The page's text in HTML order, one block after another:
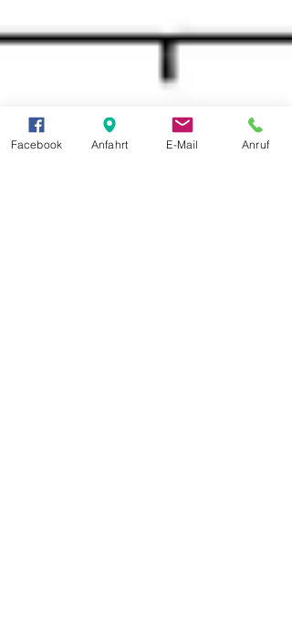
Facebook Anfahrt E-Mail Anruf